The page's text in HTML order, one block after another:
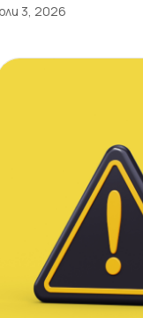
3, 2026